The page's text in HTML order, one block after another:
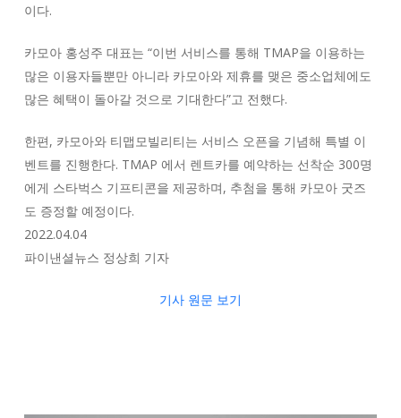
이다.
카모아 홍성주 대표는 “이번 서비스를 통해 TMAP을 이용하는
많은 이용자들뿐만 아니라 카모아와 제휴를 맺은 중소업체에도
많은 혜택이 돌아갈 것으로 기대한다”고 전했다.
한편, 카모아와 티맵모빌리티는 서비스 오픈을 기념해 특별 이
벤트를 진행한다. TMAP 에서 렌트카를 예약하는 선착순 300명
에게 스타벅스 기프티콘을 제공하며, 추첨을 통해 카모아 굿즈
도 증정할 예정이다.
2022.04.04
파이낸셜뉴스 정상희 기자
기사 원문 보기